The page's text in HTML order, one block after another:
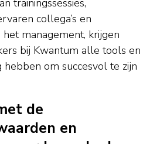
collega’s en
management, krijgen
bij Kwantum alle tools en
hebben om succesvol te zijn
de
en